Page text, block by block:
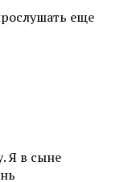
еще
Я в сыне